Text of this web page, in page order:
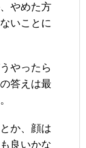
やめた方
いことに
やったら
答えは最
か、顔は
良いかな